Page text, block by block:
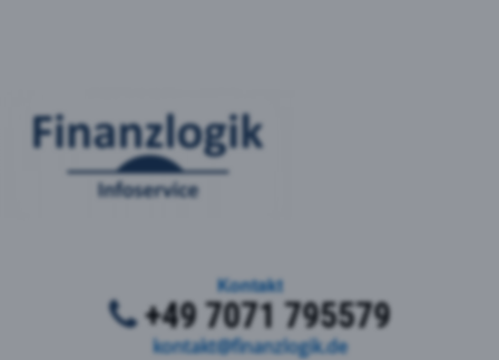
Kontakt
+49 7071 795579
kontakt@finanzlogik.de